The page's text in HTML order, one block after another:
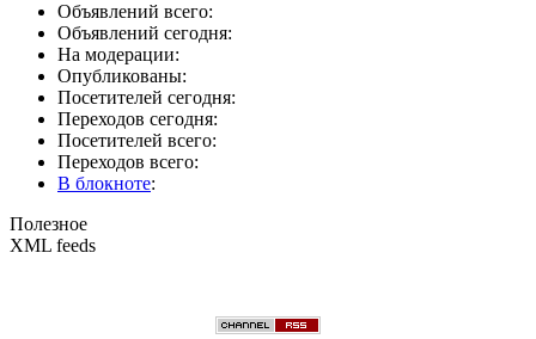
Объявлений всего:
Объявлений сегодня:
На модерации:
Опубликованы:
Посетителей сегодня:
Переходов сегодня:
Посетителей всего:
Переходов всего:
В блокноте:
Полезное
XML feeds